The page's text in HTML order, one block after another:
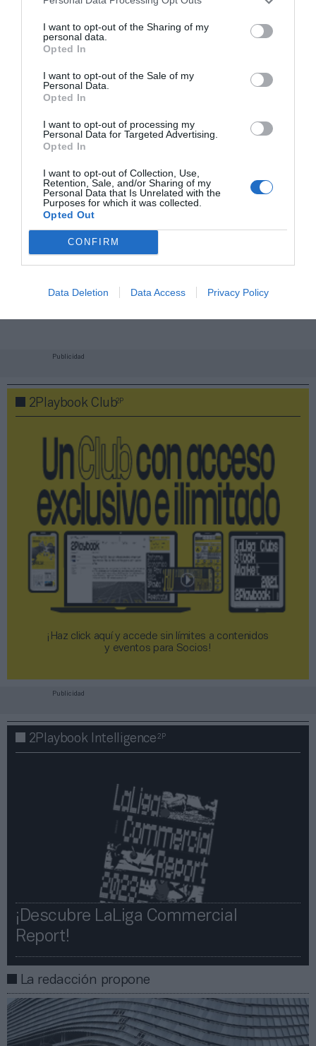
I want to opt-out of the Sharing of my
personal data.
Opted In
I want to opt-out of the Sale of my
Personal Data.
Opted In
I want to opt-out of processing my
Personal Data for Targeted Advertising.
Opted In
I want to opt-out of Collection, Use,
Retention, Sale, and/or Sharing of my
Personal Data that Is Unrelated with the
Purposes for which it was collected.
Opted Out
CONFIRM
Data Deletion Data Access Privacy Policy
Índex
Fundación Trinidad Alfonso
contratos de las ligas europeas y norteamericanas de
tipología de activos, marcas, categorías de producto y
valor económico aproximado de cada acuerdo. Si
quieres más información, contacta con nosotros a
Añadir 2Playbook
Mantente informado con las últimas noticias de actualidad.
ACTIVAR AHORA
Compartir
Publicidad
2Playbook Club2P
¡Haz click aquí y accede sin límites a contenidos
y eventos para Socios!​​​​​​​
Publicidad
2Playbook Intelligence2P
¡Descubre LaLiga Commercial
Report!​​
La redacción propone